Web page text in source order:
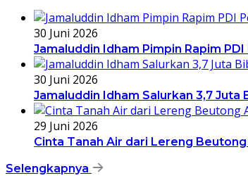
30 Juni 2026
Jamaluddin Idham Pimpin Rapim
30 Juni 2026
Jamaluddin Idham Salurkan 3,7
29 Juni 2026
Cinta Tanah Air dari Lereng
Selengkapnya